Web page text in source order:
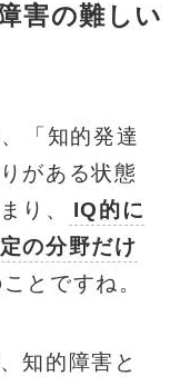
害の難しい
「知的発達
がある状態
り、
IQ的に
の分野だけ
とですね。
知的障害と